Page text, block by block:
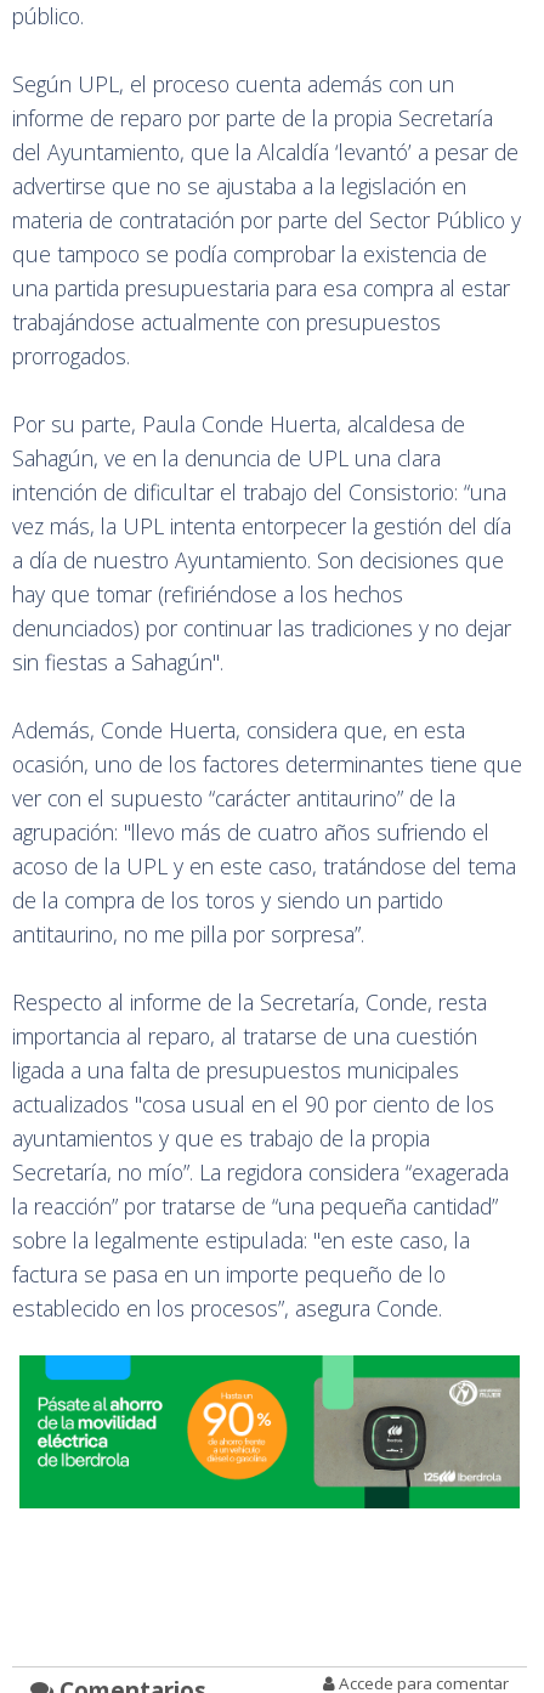
público.
Según UPL, el proceso cuenta además con un
informe de reparo por parte de la propia Secretaría
del Ayuntamiento, que la Alcaldía ‘levantó’ a pesar de
advertirse que no se ajustaba a la legislación en
materia de contratación por parte del Sector Público y
que tampoco se podía comprobar la existencia de
una partida presupuestaria para esa compra al estar
trabajándose actualmente con presupuestos
prorrogados.
Por su parte, Paula Conde Huerta, alcaldesa de
Sahagún, ve en la denuncia de UPL una clara
intención de dificultar el trabajo del Consistorio: “una
vez más, la UPL intenta entorpecer la gestión del día
a día de nuestro Ayuntamiento. Son decisiones que
hay que tomar (refiriéndose a los hechos
denunciados) por continuar las tradiciones y no dejar
sin fiestas a Sahagún".
Además, Conde Huerta, considera que, en esta
ocasión, uno de los factores determinantes tiene que
ver con el supuesto “carácter antitaurino” de la
agrupación: "llevo más de cuatro años sufriendo el
acoso de la UPL y en este caso, tratándose del tema
de la compra de los toros y siendo un partido
antitaurino, no me pilla por sorpresa”.
Respecto al informe de la Secretaría, Conde, resta
importancia al reparo, al tratarse de una cuestión
ligada a una falta de presupuestos municipales
actualizados "cosa usual en el 90 por ciento de los
ayuntamientos y que es trabajo de la propia
Secretaría, no mío”. La regidora considera “exagerada
la reacción” por tratarse de “una pequeña cantidad”
sobre la legalmente estipulada: "en este caso, la
factura se pasa en un importe pequeño de lo
establecido en los procesos”, asegura Conde.
Accede para comentar